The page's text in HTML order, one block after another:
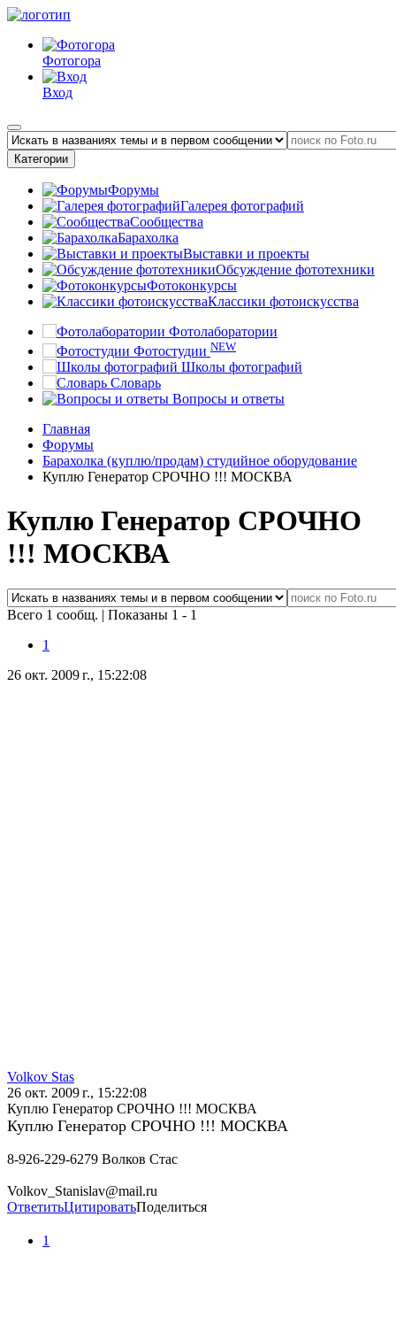
Фотогора
Вход
Категории
Форумы
Галерея фотографий
Сообщества
Барахолка
Выставки и проекты
Обсуждение фототехники
Фотоконкурсы
Классики фотоискусства
Фотолаборатории
Фотостудии NEW
Школы фотографий
Словарь
Вопросы и ответы
Главная
Форумы
Барахолка (куплю/продам) студийное оборудование
Куплю Генератор СРОЧНО !!! МОСКВА
Куплю Генератор СРОЧНО
!!! МОСКВА
Всего 1 сообщ. | Показаны 1 - 1
1
26 окт. 2009 г., 15:22:08
Volkov Stas
26 окт. 2009 г., 15:22:08
Куплю Генератор СРОЧНО !!! МОСКВА
Куплю Генератор СРОЧНО !!! МОСКВА
8-926-229-6279 Волков Стас
Volkov_Stanislav@mail.ru
ОтветитьЦитироватьПоделиться
1